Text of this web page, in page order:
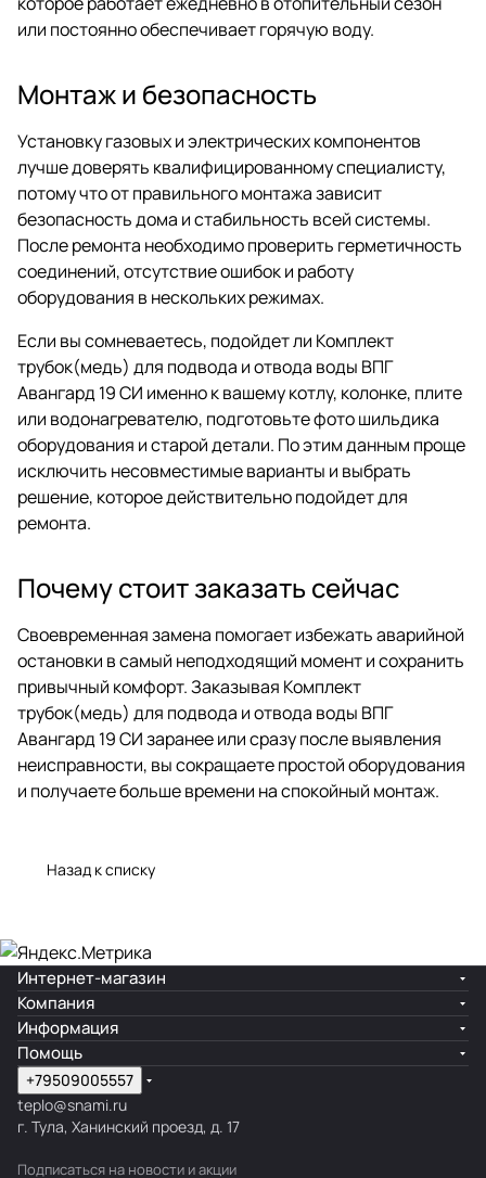
или постоянно обеспечивает горячую воду.
Монтаж и безопасность
Установку газовых и электрических компонентов
лучше доверять квалифицированному специалисту,
потому что от правильного монтажа зависит
безопасность дома и стабильность всей системы.
После ремонта необходимо проверить герметичность
соединений, отсутствие ошибок и работу
оборудования в нескольких режимах.
Если вы сомневаетесь, подойдет ли Комплект
трубок(медь) для подвода и отвода воды ВПГ
Авангард 19 СИ именно к вашему котлу, колонке, плите
или водонагревателю, подготовьте фото шильдика
оборудования и старой детали. По этим данным проще
исключить несовместимые варианты и выбрать
решение, которое действительно подойдет для
ремонта.
Почему стоит заказать сейчас
Своевременная замена помогает избежать аварийной
остановки в самый неподходящий момент и сохранить
привычный комфорт. Заказывая Комплект
трубок(медь) для подвода и отвода воды ВПГ
Авангард 19 СИ заранее или сразу после выявления
неисправности, вы сокращаете простой оборудования
и получаете больше времени на спокойный монтаж.
Назад к списку
Интернет-магазин
Компания
Информация
Помощь
+79509005557
teplo@snami.ru
г. Тула, Ханинский проезд, д. 17
Подписаться на новости и акции